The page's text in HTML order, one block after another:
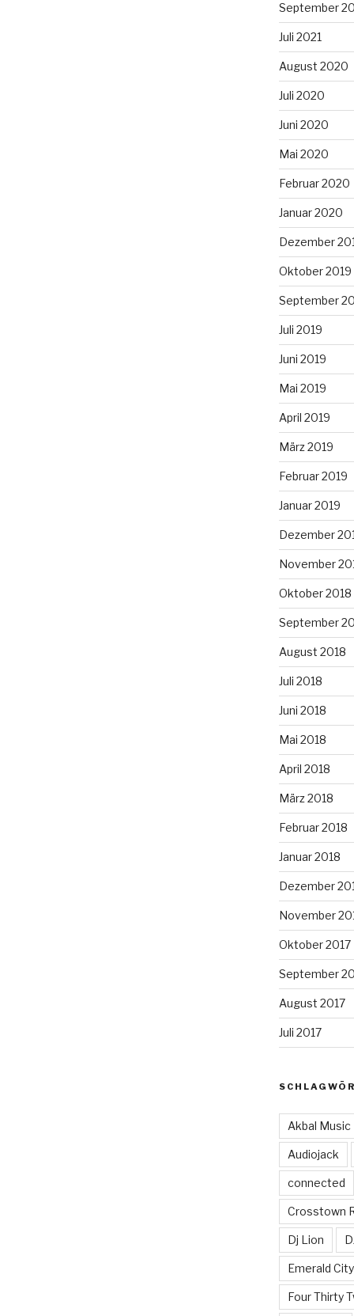
September
Juli 2021
August 2020
Juli 2020
Juni 2020
Mai 2020
Februar 2020
Januar 2020
Dezember
Oktober 2019
September
Juli 2019
Juni 2019
Mai 2019
April 2019
März 2019
Februar 2019
Januar 2019
Dezember
November
Oktober 2018
September
August 2018
Juli 2018
Juni 2018
Mai 2018
April 2018
März 2018
Februar 2018
Januar 2018
Dezember
November
Oktober 2017
September
August 2017
Juli 2017
Akbal Music
Audiojack
connected
Crosstown
Dj Lion
Emerald City
Four Thirty